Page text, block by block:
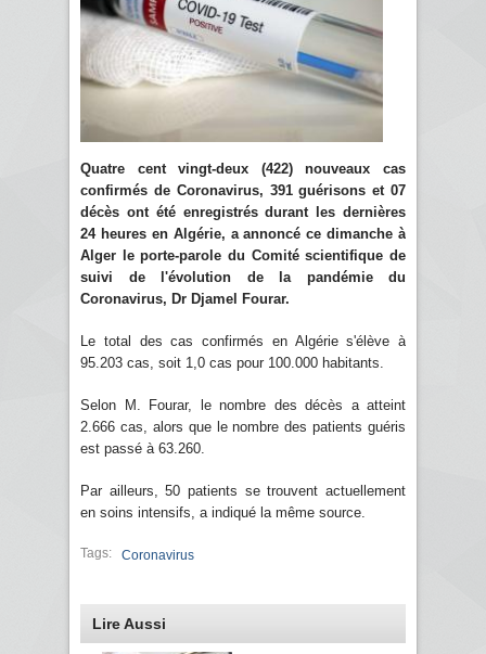
Quatre cent vingt-deux (422) nouveaux cas
confirmés de Coronavirus, 391 guérisons et 07
décès ont été enregistrés durant les dernières
24 heures en Algérie, a annoncé ce dimanche à
Alger le porte-parole du Comité scientifique de
suivi de l'évolution de la pandémie du
Coronavirus, Dr Djamel Fourar.
Le total des cas confirmés en Algérie s'élève à
95.203 cas, soit 1,0 cas pour 100.000 habitants.
Selon M. Fourar, le nombre des décès a atteint
2.666 cas, alors que le nombre des patients guéris
est passé à 63.260.
Par ailleurs, 50 patients se trouvent actuellement
en soins intensifs, a indiqué la même source.
Tags: Coronavirus
Lire Aussi